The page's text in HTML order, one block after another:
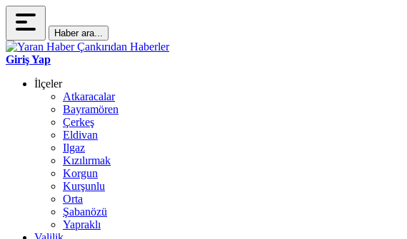
Haber ara...
Giriş Yap
İlçeler
Atkaracalar
Bayramören
Çerkeş
Eldivan
Ilgaz
Kızılırmak
Korgun
Kurşunlu
Orta
Şabanözü
Yapraklı